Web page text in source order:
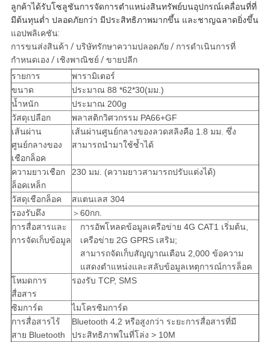
ลูกค้าได้รับโซลูชันการจัดการตำแหน่งสินทรัพย์บนอุปกรณ์เคลื่อนที่ที่
มีต้นทุนต่ำ ปลอดภัยกว่า มีประสิทธิภาพมากขึ้น และชาญฉลาดยิ่งขึ้น
แอปพลิเคชัน:
การขนส่งสินค้า / บริษัทรักษาความปลอดภัย / การดำเนินการที่
กำหนดเอง / เชิงพาณิชย์ / ขายปลีก
รายการ
พารามิเตอร์
ขนาด
ประมาณ 88 *62*30(มม.)
น้ำหนัก
ประมาณ 200g
วัสดุเปลือก
พลาสติกวิศวกรรม PA66+GF
เส้นผ่าน
ศูนย์กลางของ
เชือกล็อค
เส้นผ่านศูนย์กลางของลวดสลิงคือ 1.8 มม. ซึ่ง
สามารถนำมาใช้ซ้ำได้
ความยาวเชือก
ล็อคเหล็ก
230 มม. (ความยาวสามารถปรับแต่งได้)
วัสดุเชือกล็อค
สแตนเลส 304
รองรับดึง
＞60กก.
การสื่อสารและ
การจัดเก็บข้อมูล
การอัพโหลดข้อมูลเครือข่าย 4G CAT1 เริ่มต้น,
เครือข่าย 2G GPRS เสริม;
สามารถจัดเก็บสัญญาณเตือน 2,000 ข้อความ
แสดงตำแหน่งและสลับข้อมูลเหตุการณ์การล็อค
โหมดการ
สื่อสาร
รองรับ TCP, SMS
ซิมการ์ด
ไมโครซิมการ์ด
การสื่อสารไร้
สาย Bluetooth
Bluetooth 4.2 หรือสูงกว่า ระยะการสื่อสารที่มี
ประสิทธิภาพในที่โล่ง > 10M